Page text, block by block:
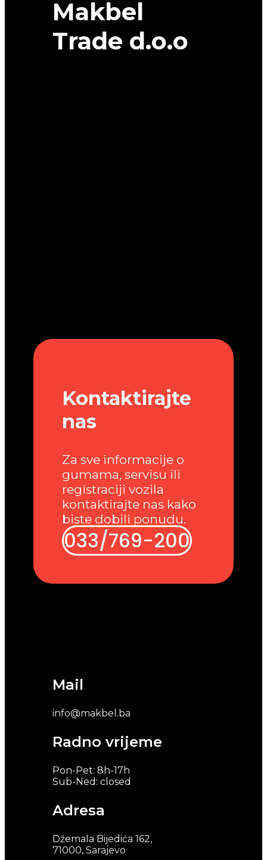
Makbel
Trade d.o.o
Mail
info@makbel.ba
Radno vrijeme
Pon-Pet: 8h-17h
Sub-Ned: closed
Adresa
Džemala Bijedića 162,
71000, Sarajevo
Kontaktirajte
nas
Za sve informacije o
gumama, servisu ili
registraciji vozila
kontaktirajte nas kako
biste dobili ponudu.
033/769-200